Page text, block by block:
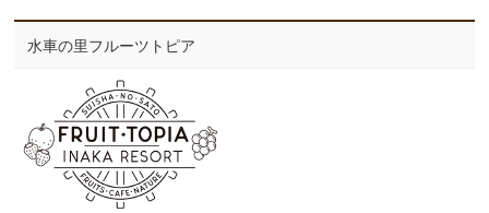
水車の里フルーツトピア